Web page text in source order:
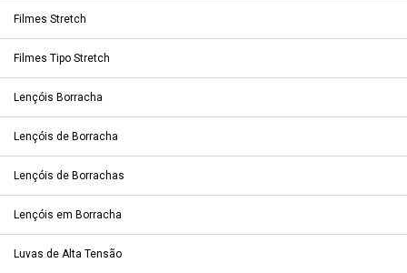
Filmes Stretch
Filmes Tipo Stretch
Lençóis Borracha
Lençóis de Borracha
Lençóis de Borrachas
Lençóis em Borracha
Luvas de Alta Tensão